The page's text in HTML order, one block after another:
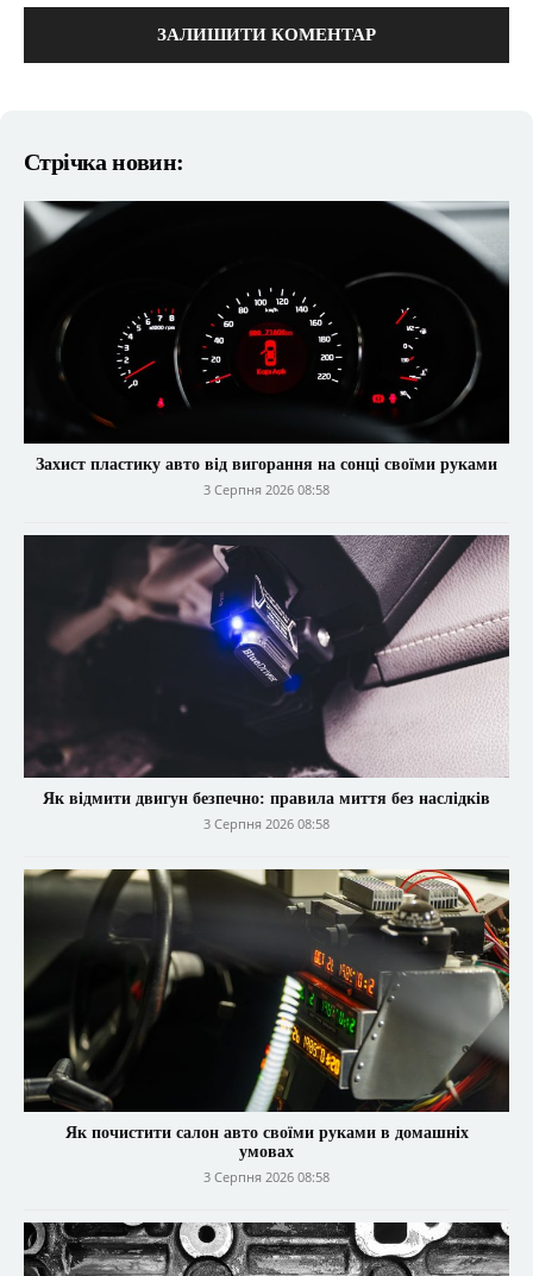
Стрічка новин:
Захист пластику авто від вигорання на сонці своїми руками
3 Серпня 2026 08:58
Як відмити двигун безпечно: правила миття без наслідків
3 Серпня 2026 08:58
Як почистити салон авто своїми руками в домашніх
умовах
3 Серпня 2026 08:58